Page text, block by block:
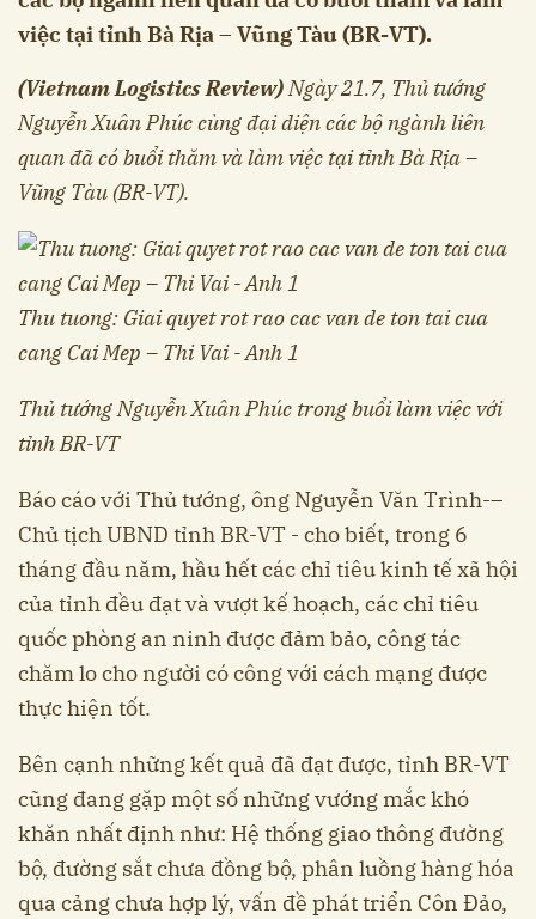
việc tại tỉnh Bà Rịa – Vũng Tàu (BR-VT).
(Vietnam Logistics Review)Ngày 21.7, Thủ tướng
Nguyễn Xuân Phúc cùng đại diện các bộ ngành liên
quan đã có buổi thăm và làm việc tại tỉnh Bà Rịa –
Vũng Tàu (BR-VT).
Thu tuong: Giai quyet rot rao cac van de ton tai cua
cang Cai Mep – Thi Vai - Anh 1
Thủ tướng Nguyễn Xuân Phúc trong buổi làm việc với
tỉnh BR-VT
Báo cáo với Thủ tướng, ông Nguyễn Văn Trình-–
Chủ tịch UBND tỉnh BR-VT - cho biết, trong 6
tháng đầu năm, hầu hết các chỉ tiêu kinh tế xã hội
của tỉnh đều đạt và vượt kế hoạch, các chỉ tiêu
quốc phòng an ninh được đảm bảo, công tác
chăm lo cho người có công với cách mạng được
thực hiện tốt.
Bên cạnh những kết quả đã đạt được, tỉnh BR-VT
cũng đang gặp một số những vướng mắc khó
khăn nhất định như: Hệ thống giao thông đường
bộ, đường sắt chưa đồng bộ, phân luồng hàng hóa
qua cảng chưa hợp lý, vấn đề phát triển Côn Đảo,